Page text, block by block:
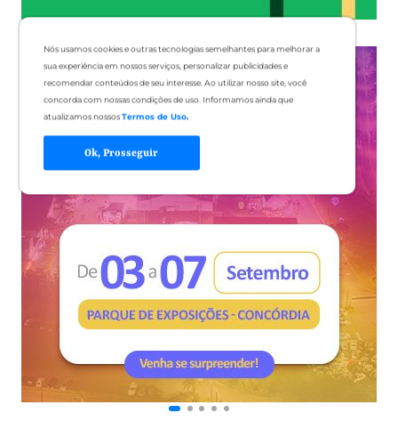
Nós usamos cookies e outras tecnologias semelhantes para melhorar a
sua experiência em nossos serviços, personalizar publicidades e
recomendar conteúdos de seu interesse. Ao utilizar nosso site, você
concorda com nossas condições de uso. Informamos ainda que
atualizamos nossosTermos de Uso.
Ok, Prosseguir